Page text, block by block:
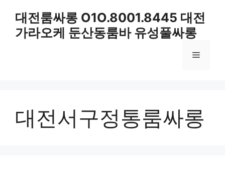
대전룸싸롱 O1O.8001.8445 대전
가라오케 둔산동룸바 유성풀싸롱
메
대전서구정통룸싸롱